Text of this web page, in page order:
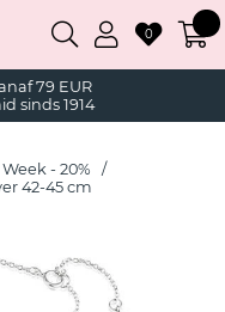
79 EUR
sinds 1914
0
- 20%
42-45 cm